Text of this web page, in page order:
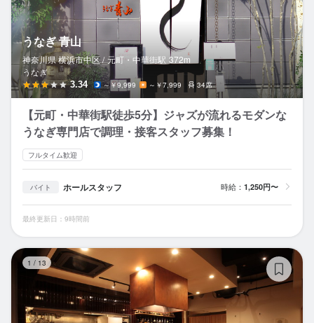
うなぎ 青山
神奈川県 横浜市中区 / 元町・中華街駅 372m
うなぎ
3.34 ～￥9,999 ～￥7,999 34席
【元町・中華街駅徒歩5分】ジャズが流れるモダンな
うなぎ専門店で調理・接客スタッフ募集！
フルタイム歓迎
バイト ホールスタッフ 時給： 1,250円〜
最終更新日：9時間前
1 / 13